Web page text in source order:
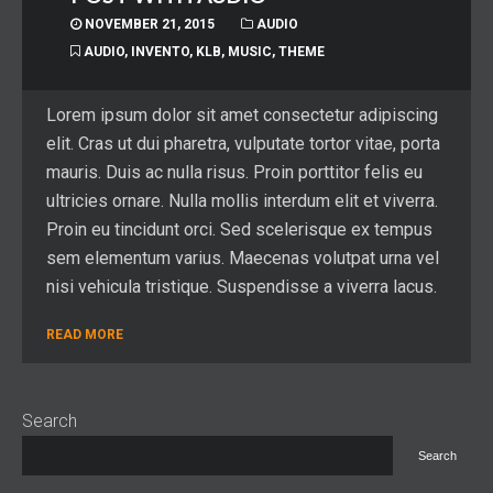
NOVEMBER 21, 2015
AUDIO
AUDIO, INVENTO, KLB, MUSIC, THEME
Lorem ipsum dolor sit amet consectetur adipiscing
elit. Cras ut dui pharetra, vulputate tortor vitae, porta
mauris. Duis ac nulla risus. Proin porttitor felis eu
ultricies ornare. Nulla mollis interdum elit et viverra.
Proin eu tincidunt orci. Sed scelerisque ex tempus
sem elementum varius. Maecenas volutpat urna vel
nisi vehicula tristique. Suspendisse a viverra lacus.
READ MORE
Search
Search